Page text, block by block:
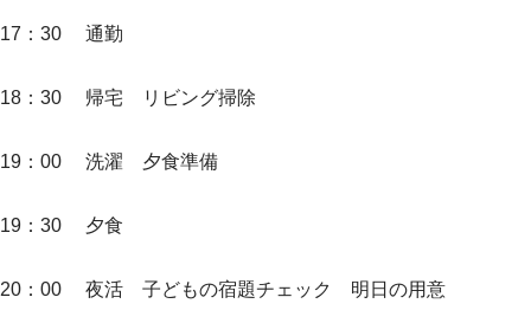
17：30 通勤
18：30 帰宅 リビング掃除
19：00 洗濯 夕食準備
19：30 夕食
20：00 夜活 子どもの宿題チェック 明日の用意